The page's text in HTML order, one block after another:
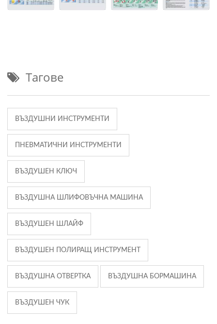
Тагове
ВЪЗДУШНИ ИНСТРУМЕНТИ
ПНЕВМАТИЧНИ ИНСТРУМЕНТИ
ВЪЗДУШЕН КЛЮЧ
ВЪЗДУШНА ШЛИФОВЪЧНА МАШИНА
ВЪЗДУШЕН ШЛАЙФ
ВЪЗДУШЕН ПОЛИРАЩ ИНСТРУМЕНТ
ВЪЗДУШНА ОТВЕРТКА ВЪЗДУШНА БОРМАШИНА
ВЪЗДУШЕН ЧУК